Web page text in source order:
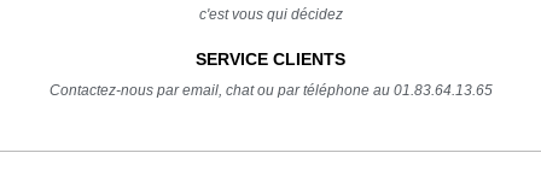
c'est vous qui décidez
SERVICE CLIENTS
Contactez-nous par email, chat ou par téléphone au 01.83.64.13.65